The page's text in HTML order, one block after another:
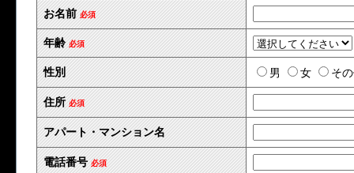
お名前必須
年齢必須
性別 男 女 そ
住所必須
アパート・マンション名
電話番号必須